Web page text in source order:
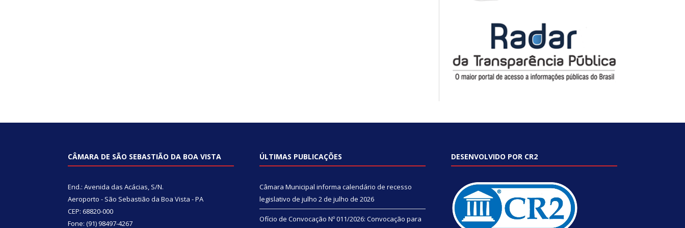
CÂMARA DE SÃO SEBASTIÃO DA BOA VISTA
End.: Avenida das Acácias, S/N.
Aeroporto - São Sebastião da Boa Vista - PA
CEP: 68820-000
Fone: (91) 98497-4267
ÚLTIMAS PUBLICAÇÕES
Câmara Municipal informa calendário de recesso
legislativo de julho 2 de julho de 2026
Ofício de Convocação Nº 011/2026: Convocação para
DESENVOLVIDO POR CR2